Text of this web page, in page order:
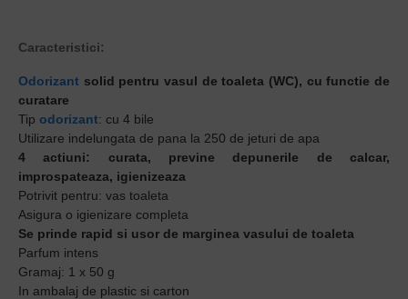
Caracteristici:
Odorizant solid pentru vasul de toaleta (WC), cu functie de
curatare
Tip odorizant: cu 4 bile
Utilizare indelungata de pana la 250 de jeturi de apa
4 actiuni: curata, previne depunerile de calcar,
improspateaza, igienizeaza
Potrivit pentru: vas toaleta
Asigura o igienizare completa
Se prinde rapid si usor de marginea vasului de toaleta
Parfum intens
Gramaj: 1 x 50 g
In ambalaj de plastic si carton